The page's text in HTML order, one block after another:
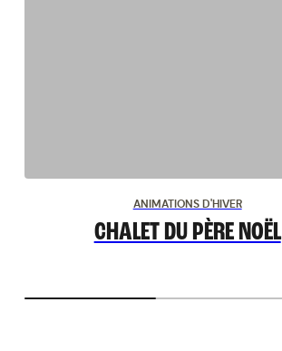
ANIMATIONS D'HIVER
CHALET DU PÈRE NOËL